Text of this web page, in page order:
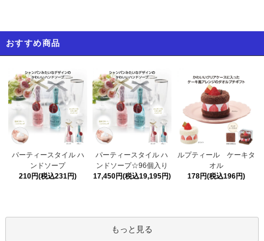
おすすめ商品
パーティースタイル ハ
ンドソープ
210円(税込231円)
パーティースタイル ハ
ンドソープ☆96個入り
17,450円(税込19,195円)
ルプティール ケーキタ
オル
178円(税込196円)
もっと見る